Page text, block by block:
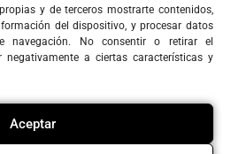
y de terceros mostrarte contenidos,
del dispositivo, y procesar datos
navegación. No consentir o retirar el
negativamente a ciertas características y
Aceptar
Teatro y Comunidad